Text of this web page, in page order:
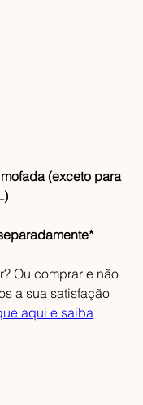
(exceto para
Ou comprar e não
a sua satisfação
aqui e saiba